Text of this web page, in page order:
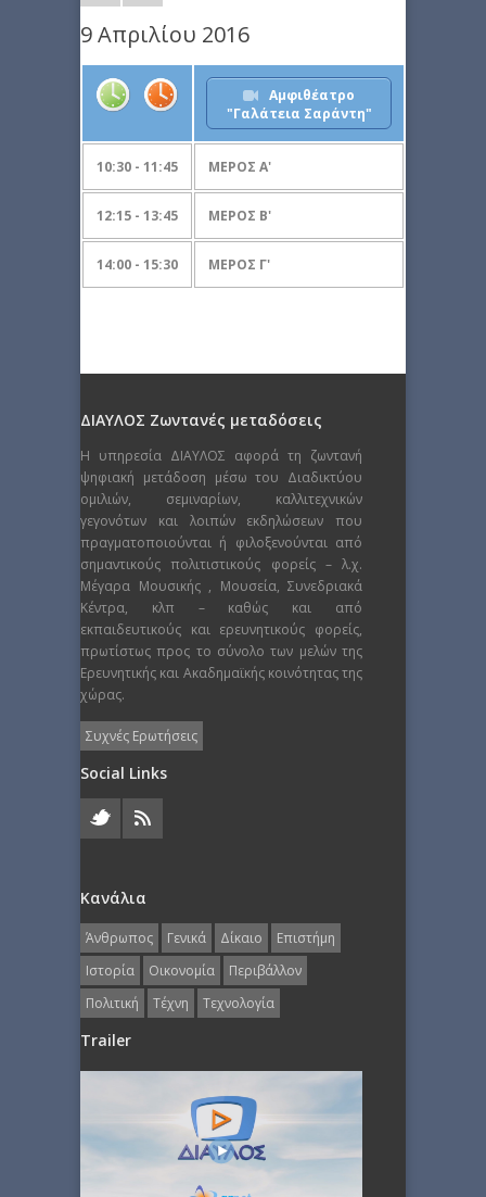
9 Απριλίου 2016
Αμφιθέατρο
"Γαλάτεια Σαράντη"
10:30 - 11:45 ΜΕΡΟΣ Α'
12:15 - 13:45 ΜΕΡΟΣ Β'
14:00 - 15:30 ΜΕΡΟΣ Γ'
ΔΙΑΥΛΟΣ Ζωντανές μεταδόσεις
Η υπηρεσία ΔΙΑΥΛΟΣ αφορά τη ζωντανή
ψηφιακή μετάδοση μέσω του Διαδικτύου
ομιλιών, σεμιναρίων, καλλιτεχνικών
γεγονότων και λοιπών εκδηλώσεων που
πραγματοποιούνται ή φιλοξενούνται από
σημαντικούς πολιτιστικούς φορείς – λ.χ.
Μέγαρα Μουσικής , Μουσεία, Συνεδριακά
Κέντρα, κλπ – καθώς και από
εκπαιδευτικούς και ερευνητικούς φορείς,
πρωτίστως προς το σύνολο των μελών της
Ερευνητικής και Ακαδημαϊκής κοινότητας της
χώρας.
Συχνές Ερωτήσεις
Social Links
Κανάλια
Άνθρωπος Γενικά Δίκαιο
Επιστήμη
Ιστορία
Οικονομία
Περιβάλλον
Πολιτική
Τέχνη Τεχνολογία
Trailer